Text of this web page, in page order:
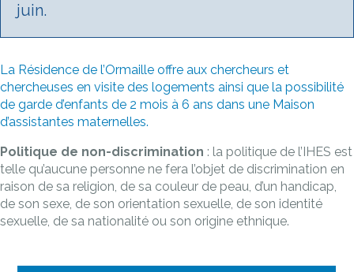
juin.
La Résidence de l’Ormaille offre aux chercheurs et
chercheuses en visite des logements ainsi que la possibilité
de garde d’enfants de 2 mois à 6 ans dans une Maison
d’assistantes maternelles.
Politique de non-discrimination : la politique de l’IHES est
telle qu’aucune personne ne fera l’objet de discrimination en
raison de sa religion, de sa couleur de peau, d’un handicap,
de son sexe, de son orientation sexuelle, de son identité
sexuelle, de sa nationalité ou son origine ethnique.